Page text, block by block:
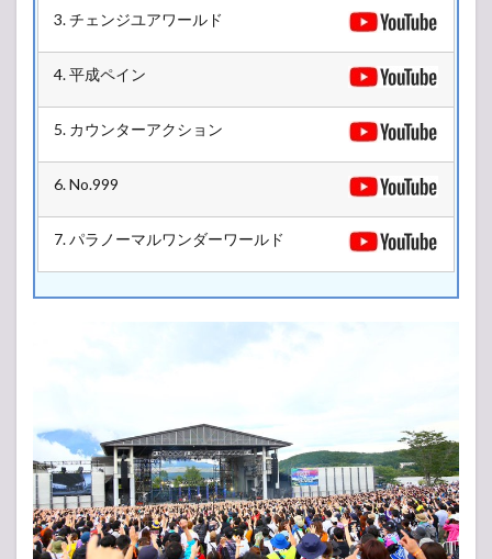
2.3
WATERFRONT
STAGE
VIBES
3. チェンジユアワールド
4. 平成ペイン
5. カウンターアクション
6. No.999
7. パラノーマルワンダーワールド